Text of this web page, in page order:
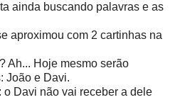
ainda buscando palavras e as
aproximou com 2 cartinhas na
Ah... Hoje mesmo serão
João e Davi.
o Davi não vai receber a dele